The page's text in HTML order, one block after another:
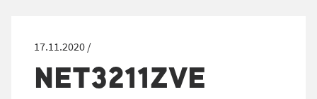
17.11.2020 /
NET3211ZVE